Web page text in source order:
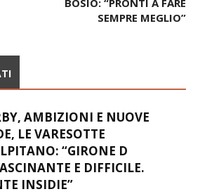
BOSIO: “PRONTI A FARE
SEMPRE MEGLIO”
AMBIZIONI E NUOVE
LE VARESOTTE
“GIRONE D
E DIFFICILE.
INSIDIE”